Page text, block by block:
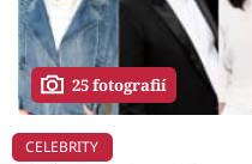
Přihlášení
Sledujte nás
25 fotografií
CELEBRITY